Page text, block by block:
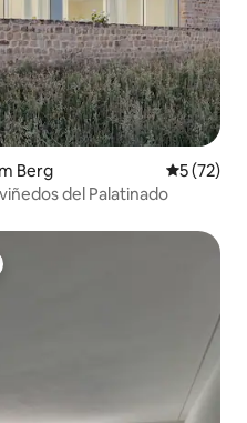
Berg
5 (72)
del Palatinado